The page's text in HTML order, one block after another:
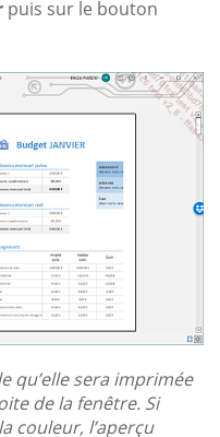
puis sur le bouton
qu’elle sera imprimée
de la fenêtre. Si
couleur, l’aperçu